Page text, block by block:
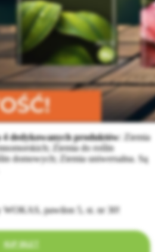
4 dedykowanych produktów: Ziemia
Ziemia do roślin
domowych; Ziemia uniwersalna. Są
WOKAS, pawilon 5, st. nr 30!
KUP BILET